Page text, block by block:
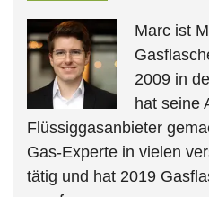
Marc ist
2009 in
hat seine
Flüssiggasanbieter
Gas-Experte in vielen
tätig und hat 2019